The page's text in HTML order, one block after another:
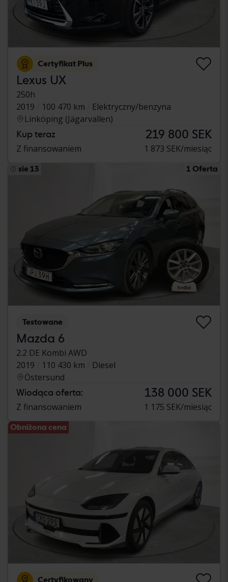
Certyfikat Plus
Lexus UX
250h
2019
100 470 km
Elektryczny/benzyna
Linköping (Jägarvallen)
Kup teraz 219 800 SEK
Z finansowaniem 1 873 SEK/miesiąc
sie 13 1 Oferta
Testowane
Mazda 6
2.2 DE Kombi AWD
2019
110 430 km
Diesel
Östersund
Wiodąca oferta: 138 000 SEK
Z finansowaniem 1 175 SEK/miesiąc
Obniżona cena
Certyfikowany